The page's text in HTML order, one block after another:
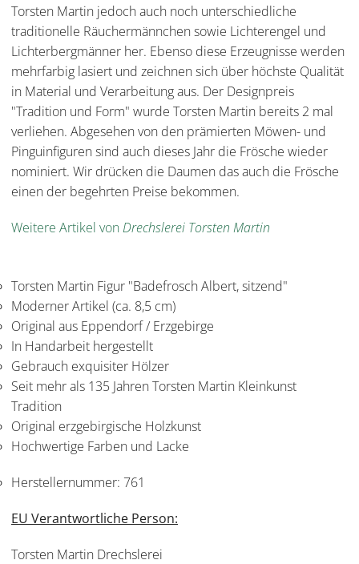
Torsten Martin jedoch auch noch unterschiedliche
traditionelle Räuchermännchen sowie Lichterengel und
Lichterbergmänner her. Ebenso diese Erzeugnisse werden
mehrfarbig lasiert und zeichnen sich über höchste Qualität
in Material und Verarbeitung aus. Der Designpreis
"Tradition und Form" wurde Torsten Martin bereits 2 mal
verliehen. Abgesehen von den prämierten Möwen- und
Pinguinfiguren sind auch dieses Jahr die Frösche wieder
nominiert. Wir drücken die Daumen das auch die Frösche
einen der begehrten Preise bekommen.
Weitere Artikel vonDrechslerei Torsten Martin
Torsten Martin Figur "Badefrosch Albert, sitzend"
Moderner Artikel (ca. 8,5 cm)
Original aus Eppendorf / Erzgebirge
In Handarbeit hergestellt
Gebrauch exquisiter Hölzer
Seit mehr als 135 Jahren Torsten Martin Kleinkunst
Tradition
Original erzgebirgische Holzkunst
Hochwertige Farben und Lacke
Herstellernummer: 761
EU Verantwortliche Person:
Torsten Martin Drechslerei